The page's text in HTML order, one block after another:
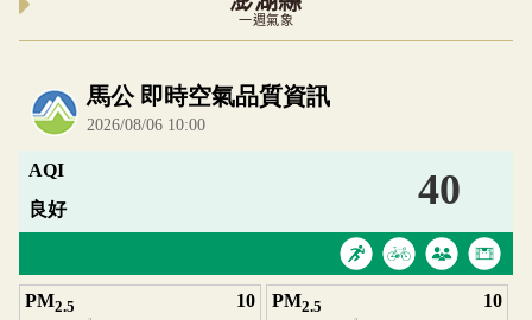
一週氣象
內嵌空氣品質小工具為視覺預覽，完整即時空